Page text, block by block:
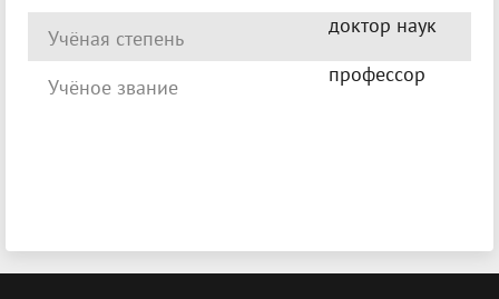
Учёная степень
доктор наук
Учёное звание
профессор